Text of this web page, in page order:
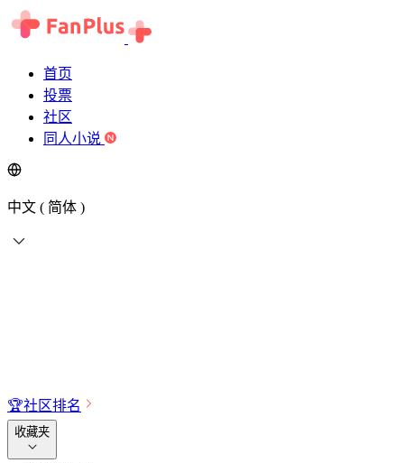
首页
投票
社区
同人小说
中文 ( 简体 )
🏆社区排名
收藏夹